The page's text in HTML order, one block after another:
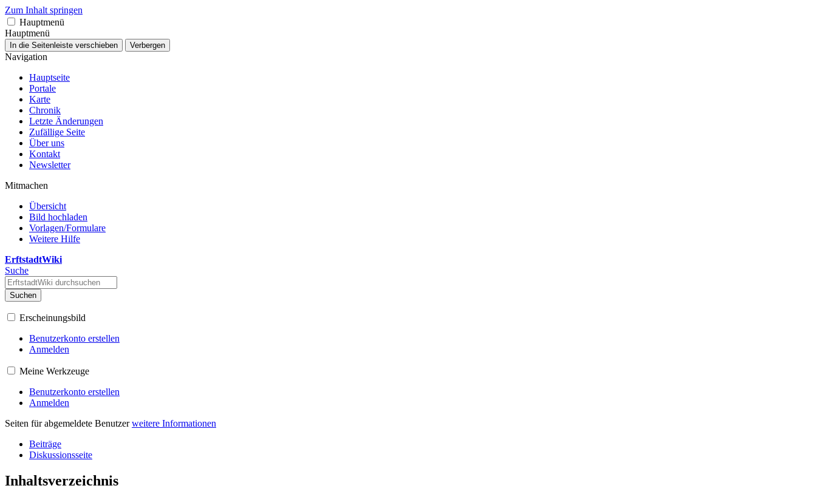
Zum Inhalt springen
Hauptmenü
Hauptmenü
In die Seitenleiste verschieben Verbergen
Navigation
Hauptseite
Portale
Karte
Chronik
Letzte Änderungen
Zufällige Seite
Über uns
Kontakt
Newsletter
Mitmachen
Übersicht
Bild hochladen
Vorlagen/Formulare
Weitere Hilfe
ErftstadtWiki
Suche
Suchen
Erscheinungsbild
Benutzerkonto erstellen
Anmelden
Meine Werkzeuge
Benutzerkonto erstellen
Anmelden
Seiten für abgemeldete Benutzerweitere Informationen
Beiträge
Diskussionsseite
Inhaltsverzeichnis